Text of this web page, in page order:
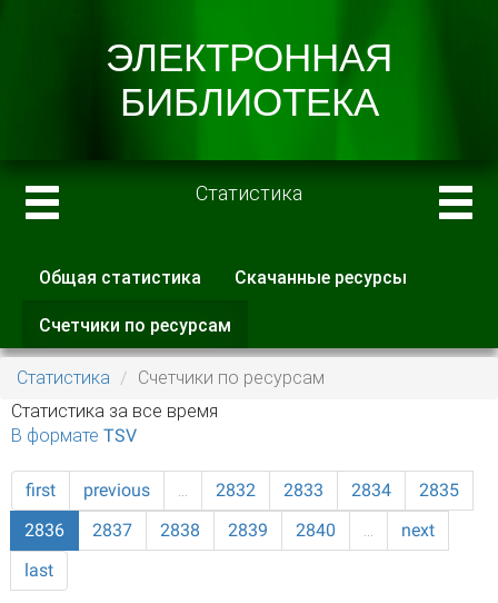
Статистика
Главные вкладки
Общая статистика Скачанные ресурсы
Счетчики по ресурсам
вкладка)
Статистика
Счетчики по ресурсам
Статистика за все время
В формате TSV
first previous … 2832 2833 2834
2835
2836
2837 2838 2839 2840 …
next
last